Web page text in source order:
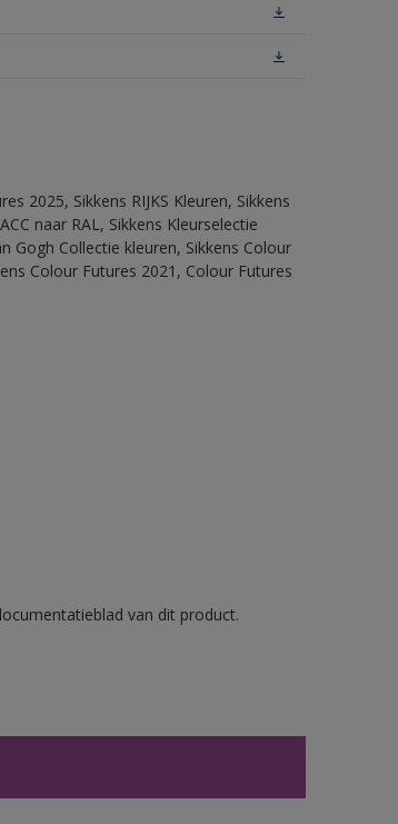
2025, Sikkens RIJKS Kleuren, Sikkens
naar RAL, Sikkens Kleurselectie
Gogh Collectie kleuren, Sikkens Colour
Colour Futures 2021, Colour Futures
van dit product.